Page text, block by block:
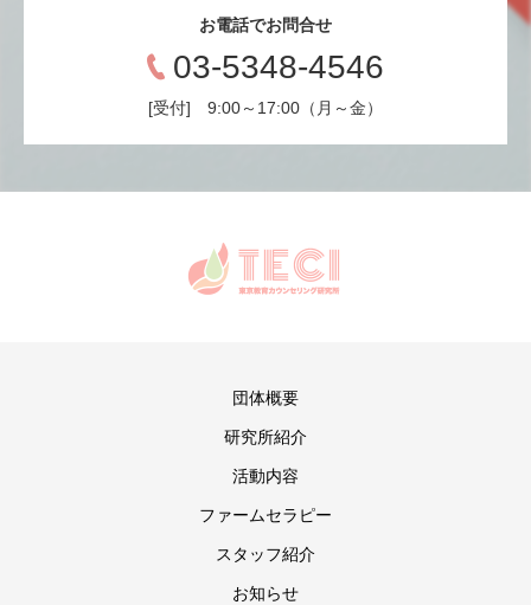
お電話でお問合せ
03-5348-4546
[受付] 9:00～17:00（月～金）
団体概要
研究所紹介
活動内容
ファームセラピー
スタッフ紹介
お知らせ